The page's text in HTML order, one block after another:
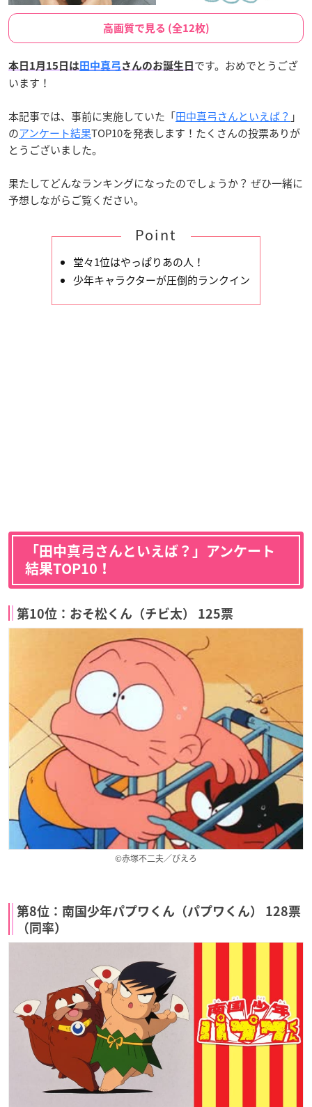
高画質で見る (全12枚)
本日1月15日は 田中真弓 さんのお誕生日 です。おめでとうござ
います！
本記事では、事前に実施していた「田中真弓さんといえば？ 」
のアンケート結果TOP10を発表します！たくさんの投票ありが
とうございました。
果たしてどんなランキングになったのでしょうか？ ぜひ一緒に
予想しながらご覧ください。
Point
堂々1位はやっぱりあの人！
少年キャラクターが圧倒的ランクイン
「田中真弓さんといえば？」アンケート
結果TOP10！
第10位：おそ松くん（チビ太） 125票
©赤塚不二夫／ぴえろ
第8位：南国少年パプワくん（パプワくん） 128票
（同率）